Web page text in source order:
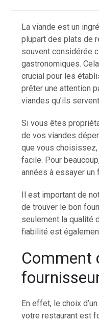
La viande est un
plupart des plats de
souvent considérée
gastronomiques.
crucial pour les
prêter une attention
viandes qu’ils
Si vous êtes
de vos viandes
que vous choisissez,
facile. Pour
années à essayer un
Il est important de
de trouver le bon
seulement la qualité
fiabilité est
Comment
En effet, le choix
votre restaurant est